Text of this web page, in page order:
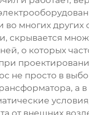
во многих других
скрывается
о которых
не просто в
а